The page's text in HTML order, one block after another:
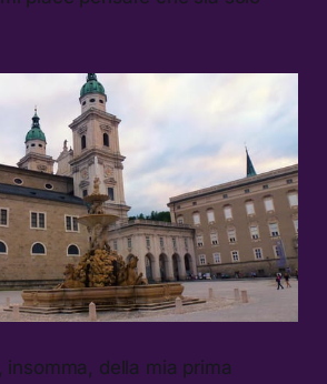
insomma, della mia prima